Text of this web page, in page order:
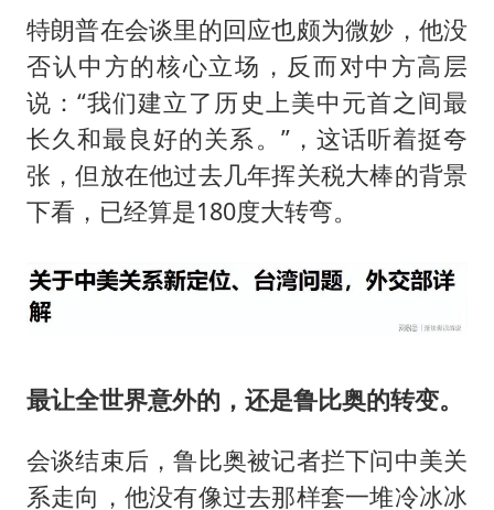
特朗普在会谈里的回应也颇为微妙，他没
否认中方的核心立场，反而对中方高层
说：“我们建立了历史上美中元首之间最
长久和最良好的关系。”，这话听着挺夸
张，但放在他过去几年挥关税大棒的背景
下看，已经算是180度大转弯。
最让全世界意外的，还是鲁比奥的转变。
会谈结束后，鲁比奥被记者拦下问中美关
系走向，他没有像过去那样套一堆冷冰冰